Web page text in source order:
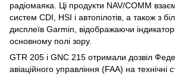
радіомаяка. Ці продукти NAV/COMM
систем CDI, HSI і автопілотів, а також з
дисплеїв Garmin, відображаючи
основному полі зору.
GTR 205 і GNC 215 отримали дозвіл
авіаційного управління (FAA) на технічні